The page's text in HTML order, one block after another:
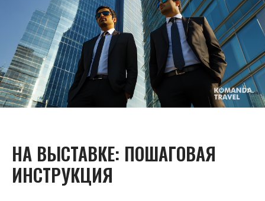
НА ВЫСТАВКЕ: ПОШАГОВАЯ
ИНСТРУКЦИЯ